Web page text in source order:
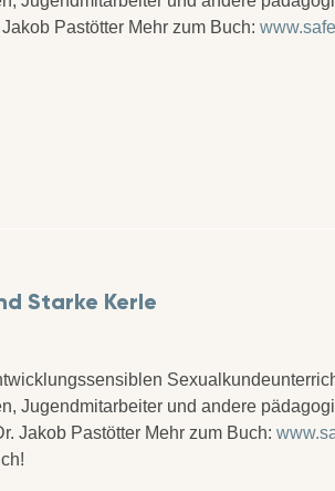
Pastötter Mehr zum Buch:
Starke Kerle
Jugendmitarbeiter und andere
Jakob Pastötter Mehr zum Buch: